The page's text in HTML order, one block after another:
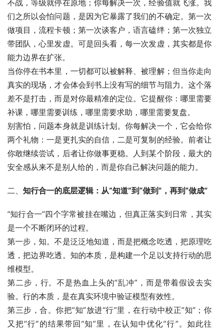
不战，等级就停在原地；你每解决一次，经验值就飞涨。我
们之所以会怕问题，是因为它暴露了我们的不确定。第一次
做项目，流程卡顿；第一次谈客户，语言磕绊；第一次独立
带团队，心里发虚。可是回头看，每一次发虚，其实都是你
能力边界在扩张。
当你停在书本里，一切都可以被解释、被理解；但当你走向
真实的现场，才会体会到书上没有写的细节与阻力。这个落
差不是打击，而是对你最精准的定位。它提醒你：哪里需要
补课，哪里需要训练，哪里需要求助，哪里需要复盘。
别害怕，问题本身就是训练计划。你每解决一个，它会给你
两个礼物：一是更扎实的自信，二是可复制的经验。前者让
你敢继续尝试，后者让你做事更稳。人到某个阶段，最大的
安全感从来不是别人给的，而是你自己解决问题的能力。
二、 知行合一的底层逻辑：从“知道”到“做到”，再到“做成”
“知行合一”四个字常被挂在嘴边，但真正落实到日常，其实
是一个不断闭环的过程。
第一步，知。不是泛泛地知道，而是把概念吃透，把原理吃
透，把边界吃透。知的本质，是构建一个足以支持行动的思
维模型。
第二步，行。不是热血上头的“乱冲”，而是带着假设去实
验。行的本质，是在真实环境中验证模型有效性。
第三步，合。你把“知”放进“行”里，在行动中校正“知”；你
又把“行”的结果带回“知”里，在认知中优化“行”。如此往